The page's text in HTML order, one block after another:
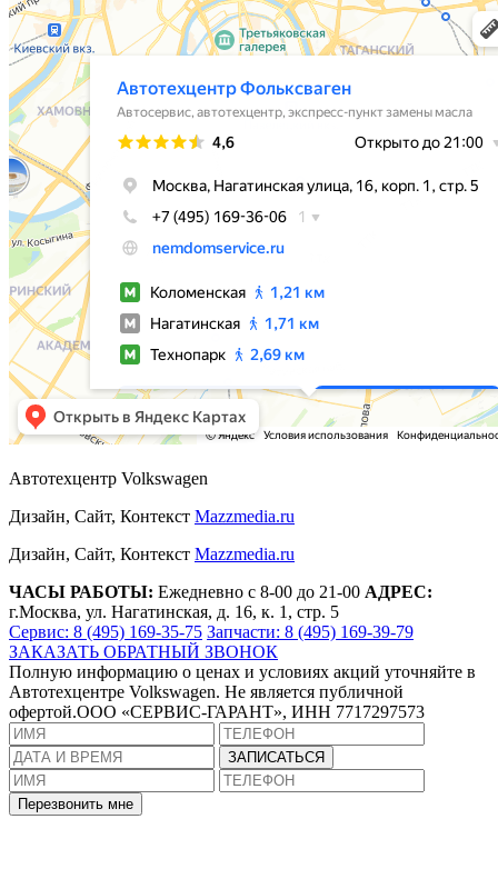
Автотехцентр Volkswagen
Дизайн, Сайт, Контекст Mazzmedia.ru
Дизайн, Сайт, Контекст Mazzmedia.ru
ЧАСЫ РАБОТЫ: Ежедневно с 8-00 до 21-00 АДРЕС:
г.Москва, ул. Нагатинская, д. 16, к. 1, стр. 5
Сервис: 8 (495) 169-35-75 Запчасти: 8 (495) 169-39-79
ЗАКАЗАТЬ ОБРАТНЫЙ ЗВОНОК
Полную информацию о ценах и условиях акций уточняйте в
Автотехцентре Volkswagen. Не является публичной
офертой.ООО «СЕРВИС-ГАРАНТ», ИНН 7717297573